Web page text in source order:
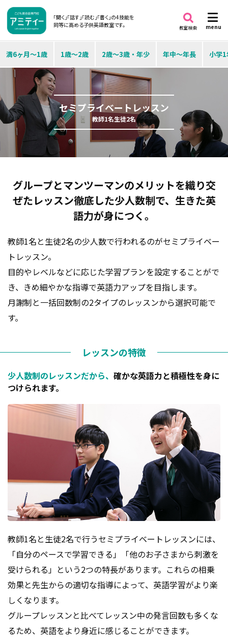
「聞く」「話す」「読む」「書く」の4技能を
同等に高める子供英語教室です。
menu
教室検索
満6ヶ月～1歳 1歳～2歳 2歳～3歳・年少 年中～年長 小学
セミプライベートレッスン
教師1名生徒2名
グループとマンツーマンのメリットを織り交
ぜたレッスン徹底した少人数制で、生きた英
語力が身につく。
教師1名と生徒2名の少人数で行われるのがセミプライベー
トレッスン。
目的やレベルなどに応じた学習プランを設定することがで
き、きめ細やかな指導で英語力アップを目指します。
月謝制と一括回数制の2タイプのレッスンから選択可能で
す。
レッスンの特徴
少人数制のレッスンだから、 確かな英語力と積極性を身に
つけられます。
教師1名と生徒2名で行うセミプライベートレッスンには、
「自分のペースで学習できる」「他のお子さまから刺激を
受けられる」という2つの特長があります。これらの相乗
効果と先生からの適切な指導によって、英語学習がより楽
しくなります。
グループレッスンと比べてレッスン中の発言回数も多くな
るため、英語をより身近に感じることができます。